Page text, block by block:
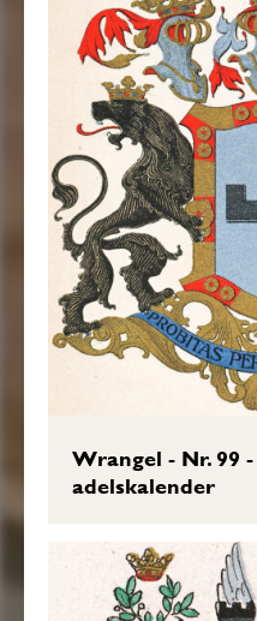
Wrangel - Nr. 99
adelskalender